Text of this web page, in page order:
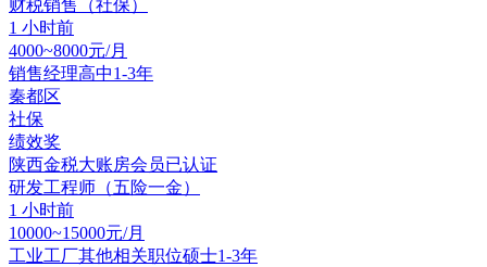
财税销售（社保）
1 小时前
4000~8000元/月
销售经理高中1-3年
秦都区
社保
绩效奖
陕西金税大账房会员已认证
研发工程师（五险一金）
1 小时前
10000~15000元/月
工业工厂其他相关职位硕士1-3年